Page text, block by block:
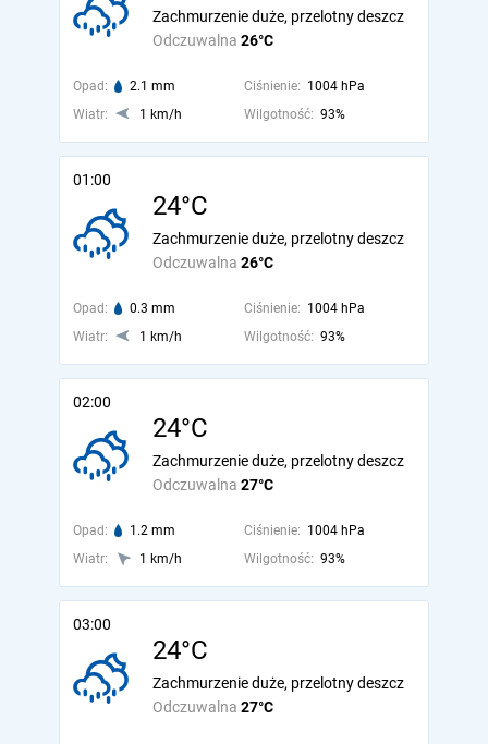
Odczuwalna 26°C
Zachmurzenie duże, przelotny deszcz
Opad: 2.1 mm Ciśnienie: 1004 hPa
Wiatr:
1 km/h Wilgotność: 93%
01:00
24°C
Odczuwalna 26°C
Zachmurzenie duże, przelotny deszcz
Opad: 0.3 mm Ciśnienie: 1004 hPa
Wiatr:
1 km/h Wilgotność: 93%
02:00
24°C
Odczuwalna 27°C
Zachmurzenie duże, przelotny deszcz
Opad: 1.2 mm Ciśnienie: 1004 hPa
Wiatr:
1 km/h Wilgotność: 93%
03:00
24°C
Odczuwalna 27°C
Zachmurzenie duże, przelotny deszcz